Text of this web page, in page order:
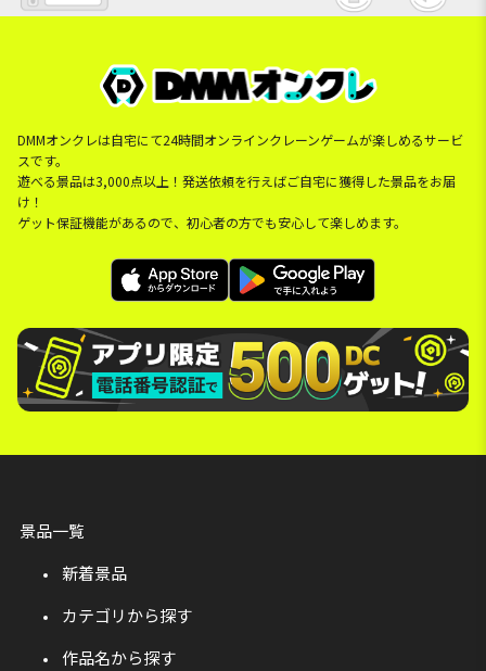
DMMオンクレは自宅にて24時間オンラインクレーンゲームが楽しめるサービ
スです。
遊べる景品は3,000点以上！発送依頼を行えばご自宅に獲得した景品をお届
け！
ゲット保証機能があるので、初心者の方でも安心して楽しめます。
景品一覧
新着景品
カテゴリから探す
作品名から探す